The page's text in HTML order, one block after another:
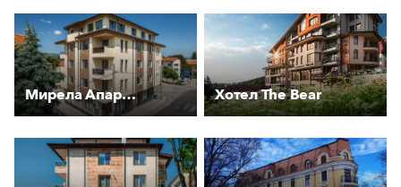
Мирела Апартманс Хотел The Bear